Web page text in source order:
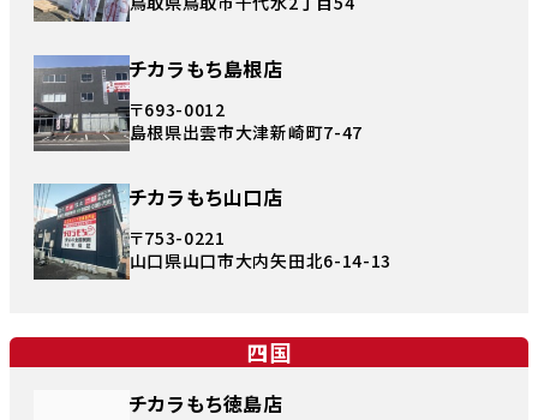
チカラもち島根店
〒693-0012
島根県出雲市大津新崎町7-47
チカラもち山口店
〒753-0221
山口県山口市大内矢田北6-14-13
四国
チカラもち徳島店